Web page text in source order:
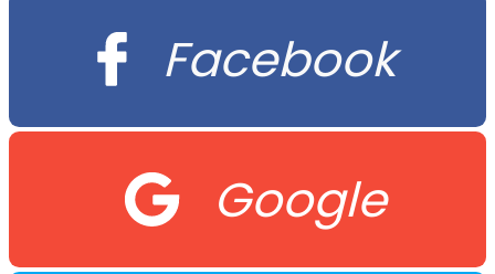
Facebook
Google